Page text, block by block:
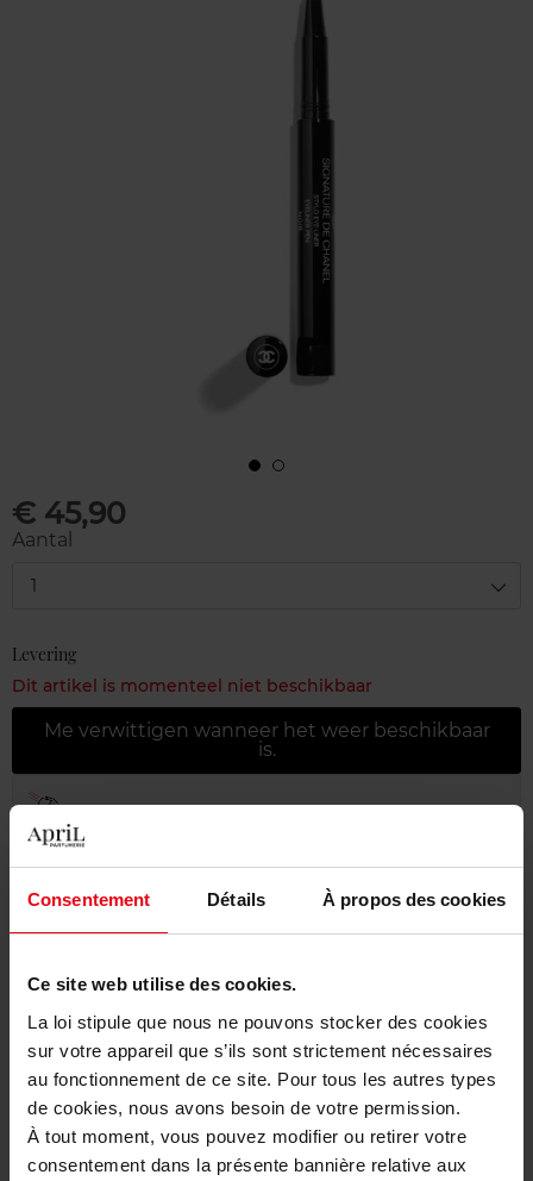
Consentement Détails À propos des cookies
Ce site web utilise des cookies.
La loi stipule que nous ne pouvons stocker des cookies
sur votre appareil que s’ils sont strictement nécessaires
au fonctionnement de ce site. Pour tous les autres types
de cookies, nous avons besoin de votre permission.
À tout moment, vous pouvez modifier ou retirer votre
consentement dans la présente bannière relative aux
€ 45,90
Aantal
1
Levering
Dit artikel is momenteel niet beschikbaar
Me verwittigen wanneer het weer beschikbaar
is.
Gratis verpakking
Beschrijving
Gebruiksadvies